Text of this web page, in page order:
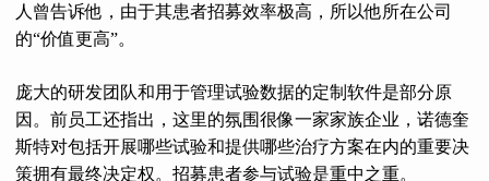
人曾告诉他，由于其患者招募效率极高，所以他所在公司
的“价值更高”。
庞大的研发团队和用于管理试验数据的定制软件是部分原
因。前员工还指出，这里的氛围很像一家家族企业，诺德奎
斯特对包括开展哪些试验和提供哪些治疗方案在内的重要决
策拥有最终决定权。招募患者参与试验是重中之重。